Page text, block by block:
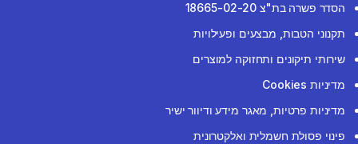
הסדר פשרה בת"צ 18665-02-20
תקנוני הטבות, מבצעים ופעילויות
שירותי תיקונים ותחזוקה למוצרים
מדיניות Cookies
מדיניות פרטיות, מאגר מידע ודיוור ישיר
פינוי פסולת חשמלית ואלקטרונית